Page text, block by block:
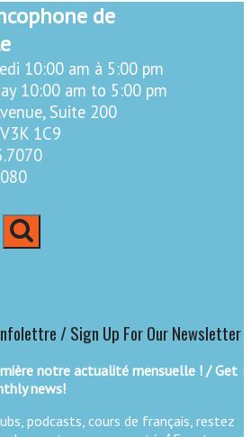
de
10:00 am à 5:00 pm
10:00 am to 5:00 pm
Suite 200
1C9
/ Sign Up For Our Newsletter
notre actualité mensuelle ! / Get
news!
podcasts, cours de français, restez